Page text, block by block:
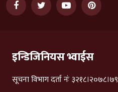
इन्डिजिनियस भ्वाईस
सूचना विभाग दर्ता नंः ३२१८।२०७८।७९